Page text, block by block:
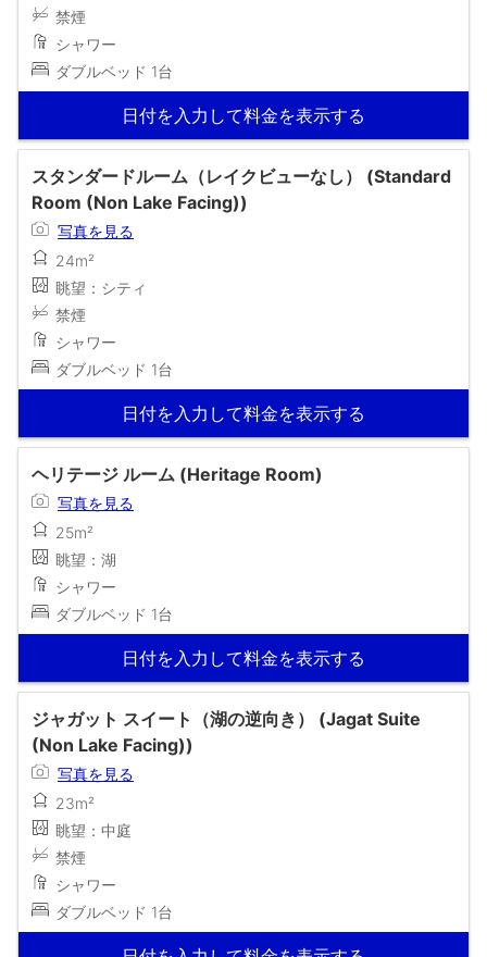
禁煙
シャワー
ダブルベッド 1台
日付を入力して料金を表示する
スタンダードルーム（レイクビューなし） (Standard
Room (Non Lake Facing))
写真を見る
24m²
眺望：シティ
禁煙
シャワー
ダブルベッド 1台
日付を入力して料金を表示する
ヘリテージ ルーム (Heritage Room)
写真を見る
25m²
眺望：湖
シャワー
ダブルベッド 1台
日付を入力して料金を表示する
ジャガット スイート（湖の逆向き） (Jagat Suite
(Non Lake Facing))
写真を見る
23m²
眺望：中庭
禁煙
シャワー
ダブルベッド 1台